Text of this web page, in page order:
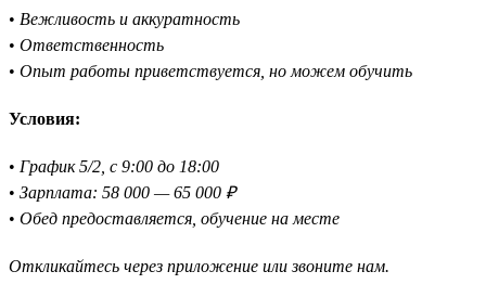
• Вежливость и аккуратность
• Ответственность
• Опыт работы приветствуется, но можем обучить
Условия:
• График 5/2, с 9:00 до 18:00
• Зарплата: 58 000 — 65 000 ₽
• Обед предоставляется, обучение на месте
Откликайтесь через приложение или звоните нам.